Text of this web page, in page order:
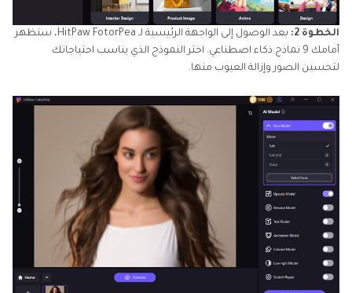
الخطوة 2:
بعد الوصول إلى الواجهة الرئيسية لـ HitPaw FotorPea، ستظهر
أمامك 9 نماذج ذكاء اصطناعي. اختر النموذج الذي يناسب احتياجاتك
لتحسين الصور وإزالة العيوب منها.